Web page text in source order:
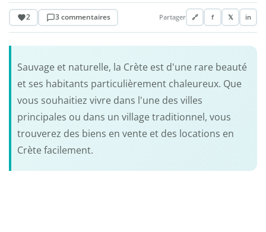
2 3 commentaires Partager 🔗 f 𝕏 in
Sauvage et naturelle, la Crète est d'une rare beauté
et ses habitants particulièrement chaleureux. Que
vous souhaitiez vivre dans l'une des villes
principales ou dans un village traditionnel, vous
trouverez des biens en vente et des locations en
Crète facilement.